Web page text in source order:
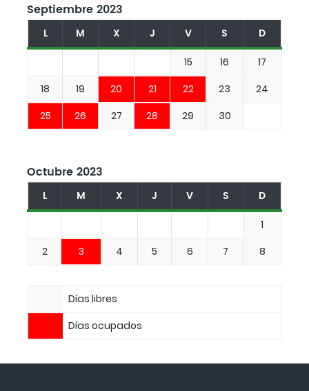
Septiembre 2023
L M X J V S D
15 16
17
18
19 20 21 22 23
24
25
26 27 28 29 30
Octubre 2023
L M X J V S D
1
2
3 4 5 6 7 8
Días libres
Días ocupados